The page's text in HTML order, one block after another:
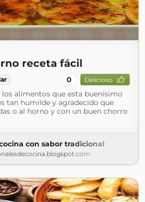
receta fácil
0 Delicioso
los alimentos que esta buenísimo
tan humilde y agradecido que
o al horno y con un buen chorro
con sabor tradicional